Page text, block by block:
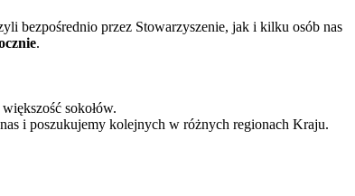
bezpośrednio przez Stowarzyszenie, jak i kilku osób nas
.
sokołów.
i poszukujemy kolejnych w różnych regionach Kraju.